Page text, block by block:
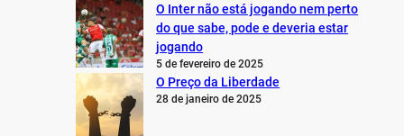
O Inter não está jogando nem perto
do que sabe, pode e deveria estar
jogando
5 de fevereiro de 2025
O Preço da Liberdade
28 de janeiro de 2025